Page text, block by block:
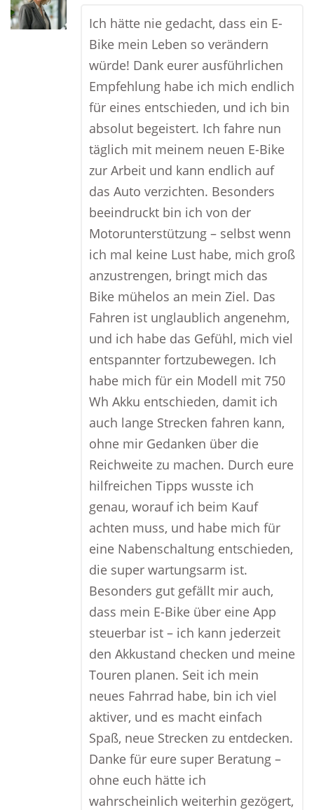
Ich hätte nie gedacht, dass ein E-
Bike mein Leben so verändern
würde! Dank eurer ausführlichen
Empfehlung habe ich mich endlich
für eines entschieden, und ich bin
absolut begeistert. Ich fahre nun
täglich mit meinem neuen E-Bike
zur Arbeit und kann endlich auf
das Auto verzichten. Besonders
beeindruckt bin ich von der
Motorunterstützung – selbst wenn
ich mal keine Lust habe, mich groß
anzustrengen, bringt mich das
Bike mühelos an mein Ziel. Das
Fahren ist unglaublich angenehm,
und ich habe das Gefühl, mich viel
entspannter fortzubewegen. Ich
habe mich für ein Modell mit 750
Wh Akku entschieden, damit ich
auch lange Strecken fahren kann,
ohne mir Gedanken über die
Reichweite zu machen. Durch eure
hilfreichen Tipps wusste ich
genau, worauf ich beim Kauf
achten muss, und habe mich für
eine Nabenschaltung entschieden,
die super wartungsarm ist.
Besonders gut gefällt mir auch,
dass mein E-Bike über eine App
steuerbar ist – ich kann jederzeit
den Akkustand checken und meine
Touren planen. Seit ich mein
neues Fahrrad habe, bin ich viel
aktiver, und es macht einfach
Spaß, neue Strecken zu entdecken.
Danke für eure super Beratung –
ohne euch hätte ich
wahrscheinlich weiterhin gezögert,